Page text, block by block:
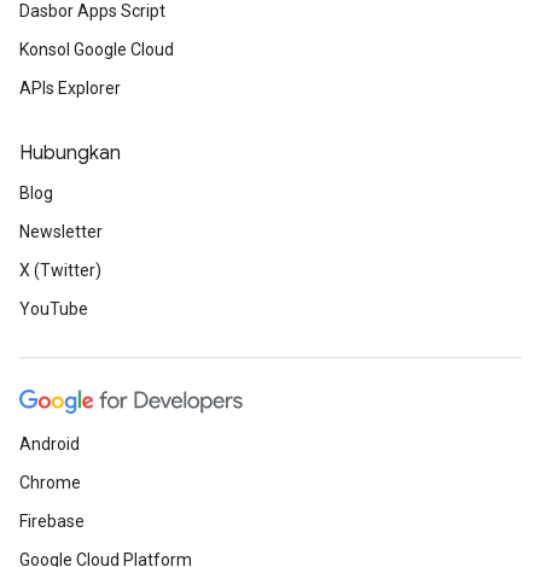
Dasbor Apps Script
Konsol Google Cloud
APIs Explorer
Hubungkan
Blog
Newsletter
X (Twitter)
YouTube
Android
Chrome
Firebase
Google Cloud Platform